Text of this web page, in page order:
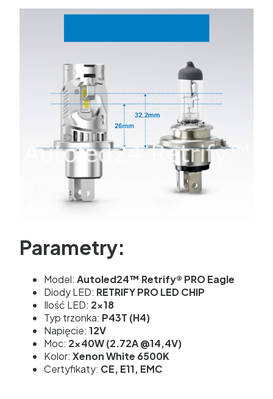
Parametry:
Model: Autoled24™ Retrify® PRO Eagle
Diody LED: RETRIFY PRO LED CHIP
Ilość LED: 2x18
Typ trzonka: P43T (H4)
Napięcie: 12V
Moc: 2x40W (2.72A @14,4V)
Kolor: Xenon White 6500K
Certyfikaty: CE, E11, EMC